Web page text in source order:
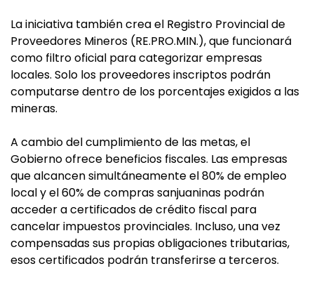
La iniciativa también crea el Registro Provincial de
Proveedores Mineros (RE.PRO.MIN.), que funcionará
como filtro oficial para categorizar empresas
locales. Solo los proveedores inscriptos podrán
computarse dentro de los porcentajes exigidos a las
mineras.
A cambio del cumplimiento de las metas, el
Gobierno ofrece beneficios fiscales. Las empresas
que alcancen simultáneamente el 80% de empleo
local y el 60% de compras sanjuaninas podrán
acceder a certificados de crédito fiscal para
cancelar impuestos provinciales. Incluso, una vez
compensadas sus propias obligaciones tributarias,
esos certificados podrán transferirse a terceros.